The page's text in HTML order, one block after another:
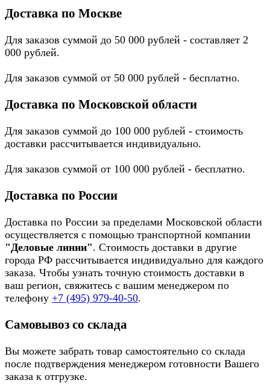
Доставка по Москве
Для заказов суммой до 50 000 рублей - составляет 2
000 рублей.
Для заказов суммой от 50 000 рублей - бесплатно.
Доставка по Московской области
Для заказов суммой до 100 000 рублей - стоимость
доставки рассчитывается индивидуально.
Для заказов суммой от 100 000 рублей - бесплатно.
Доставка по России
Доставка по России за пределами Московской области
осуществляется с помощью транспортной компании
"Деловые линии". Стоимость доставки в другие
города РФ рассчитывается индивидуально для каждого
заказа. Чтобы узнать точную стоимость доставки в
ваш регион, свяжитесь с вашим менеджером по
телефону +7 (495) 979-40-50.
Самовывоз со склада
Вы можете забрать товар самостоятельно со склада
после подтверждения менеджером готовности Вашего
заказа к отгрузке.